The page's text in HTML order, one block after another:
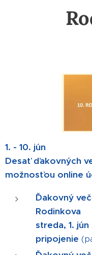
1. - 10. jún
Desať ďakovných
možnosťou online
Ďakovný
Rodinkova
streda, 1.
pripojenie